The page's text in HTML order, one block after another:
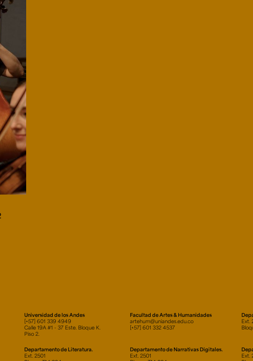
Universidad de los Andes
[+57] 601 339 4949
Calle 19A #1 - 37 Este. Bloque K.
Piso 2.
Facultad de Artes & Humanidades
artehum@uniandes.edu.co
[+57] 601 332 4537
Ext.
Departamento de Literatura.
Ext. 2501
Departamento de Narrativas Digitales.
Ext. 2501
Ext.